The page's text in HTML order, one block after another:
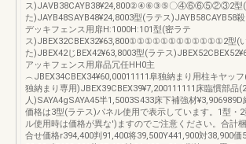
ス)JAVB38CAYB38¥24,800②④⑥③⑤〇④⑥⑥⑤②③2型(
た)JAYB48SAYB48¥24,8003型(ラテス)JAYB58CAYB58
デッキフェンス用扉H:1000H:101型(密ラテ
ス)JBEX32CBEX32¥63,800①①①①①①①①①①①①2型(
た)JBEX42じBEX42¥63,8003型(ラテス
アッキフェンス用扉品冗任HH0主
︵JBEX34CBEX34¥60,00011111阜独納まり用柱キヤッ
独納まり専用)JBEX39CBEX39¥7,200111111床臨慣部品
人)SAYA4gSAYA45半1,5003S433床下補強材¥3,906989D
価格は3型(ラテス)パネル使用で表示しています。1型・2
ル使用時は価格が異な')ますのでご注意ください。合計
合せ価格r394,400判91,400将39,500Y441,900対38,900価